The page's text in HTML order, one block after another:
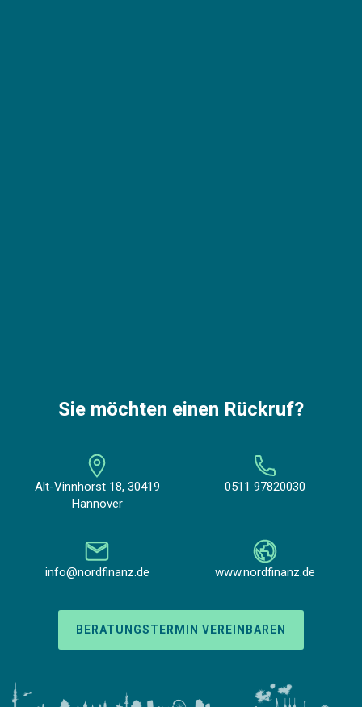
Sie möchten einen Rückruf?
Alt-Vinnhorst 18, 30419
Hannover
0511 97820030
info@nordfinanz.de www.nordfinanz.de
BERATUNGSTERMIN VEREINBAREN